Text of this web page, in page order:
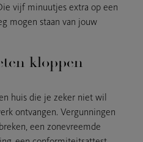
vijf minuutjes extra op een
mogen staan van jouw
kloppen
huis die je zeker niet wil
ontvangen. Vergunningen
een zonevreemde